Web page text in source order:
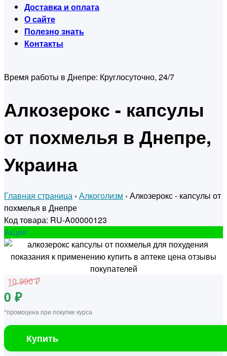
Доставка и оплата
О сайте
Полезно знать
Контакты
Время работы в Днепре: Круглосуточно, 24/7
Алкозерокс - капсулы
от похмелья в Днепре,
Украина
Главная страница › Алкоголизм › Алкозерокс - капсулы от
похмелья в Днепре
Код товара: RU-A00000123
Акция
10 990 ₽
0 ₽
*промоцена при покупке курса
Купить